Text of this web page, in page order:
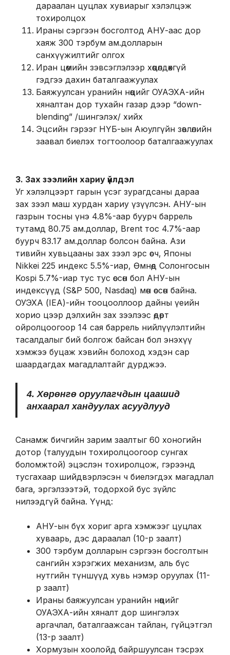
дараалан цуцлах хувиарыг хэлэлцэж
тохиролцох
Ираны сэргээн босголтод АНУ-аас дор
хаяж 300 тэрбум ам.долларын
санхүүжилтийг олгох
Иран цөмийн зэвсэглэлээр хөөцөлдөхгүй
гэдгээ дахин баталгаажуулах
Баяжуулсан уранийн нөөцийг ОУАЭХА-ийн
хяналтан дор тухайн газар дээр “down-
blending” /шингэлэх/ хийх
Эцсийн гэрээг НҮБ-ын Аюулгүйн зөвлөлийн
заавал биелэх тогтоолоор баталгаажуулах
3. Зах зээлийн хариу үйлдэл
Уг хэлэлцээрт гарын үсэг зурагдсаны дараа
зах зээл маш хурдан хариу үзүүлсэн. АНУ-ын
газрын тосны үнэ 4.8%-аар буурч баррель
тутамд 80.75 ам.доллар, Brent тос 4.7%-аар
буурч 83.17 ам.доллар болсон байна. Ази
тивийн хувьцааны зах зээл эрс өсч, Японы
Nikkei 225 индекс 5.5%-иар, Өмнөд Солонгосын
Kospi 5.7%-иар тус тус өссөн бол АНУ-ын
индексүүд (S&P 500, Nasdaq) мөн өссөн байна.
ОУЭХА (IEA)-ийн тооцооллоор дайны үеийн
хорио цээр дэлхийн зах зээлээс өдөрт
ойролцоогоор 14 сая баррель нийлүүлэлтийн
тасалдалыг бий болгож байсан бол энэхүү
хэмжээ буцаж хэвийн болоход хэдэн сар
шаардагдах магадлалтайг дурджээ.
4. Хөрөнгө оруулагчдын цаашид
анхаарал хандуулах асуудлууд
Санамж бичгийн зарим заалтыг 60 хоногийн
дотор (талуудын тохиролцоогоор сунгах
боломжтой) эцэслэн тохиролцож, гэрээнд
тусгахаар шийдвэрлэсэн ч биелэгдэх магадлал
бага, эргэлзээтэй, тодорхой бус зүйлс
нилээдгүй байна. Үүнд:
АНУ-ын бүх хориг арга хэмжээг цуцлах
хуваарь, дэс дараалал (10-р заалт)
300 тэрбум долларын сэргээн босголтын
сангийн хэрэгжих механизм, аль бүс
нутгийн түншүүд хувь нэмэр оруулах (11-
р заалт)
Ираны баяжуулсан уранийн нөөцийг
ОУАЭХА-ийн хяналт дор шингэлэх
аргачлал, баталгаажсан тайлан, гүйцэтгэл
(13-р заалт)
Хормузын хоолойд байршуулсан тэсрэх